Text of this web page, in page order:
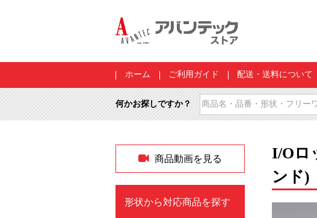
ホーム ご利用ガイド 配送・送料について
何かお探しですか？
I/Oロ
ンド)
商品動画を見る
形状から対応商品を探す